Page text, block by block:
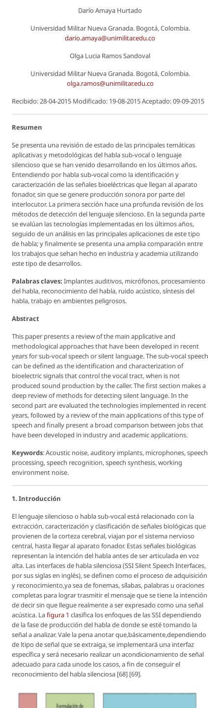
Darío Amaya Hurtado
Universidad Militar Nueva Granada. Bogotá, Colombia.
dario.amaya@unimilitar.edu.co
Olga Lucia Ramos Sandoval
Universidad Militar Nueva Granada. Bogotá, Colombia.
olga.ramos@unimilitar.edu.co
Recibido: 28-04-2015 Modificado: 19-08-2015 Aceptado: 09-09-2015
Resumen
Se presenta una revisión de estado de las principales temáticas
aplicativas y metodológicas del habla sub-vocal o lenguaje
silencioso que se han venido desarrollando en los últimos años.
Entendiendo por habla sub-vocal como la identificación y
caracterización de las señales bioeléctricas que llegan al aparato
fonador, sin que se genere producción sonora por parte del
interlocutor. La primera sección hace una profunda revisión de los
métodos de detección del lenguaje silencioso. En la segunda parte
se evalúan las tecnologías implementadas en los últimos años,
seguido de un análisis en las principales aplicaciones de este tipo
de habla; y finalmente se presenta una amplia comparación entre
los trabajos que sehan hecho en industria y academia utilizando
este tipo de desarrollos.
Palabras claves: Implantes auditivos, micrófonos, procesamiento
del habla, reconocimiento del habla, ruido acústico, síntesis del
habla, trabajo en ambientes peligrosos.
Abstract
This paper presents a review of the main applicative and
methodological approaches that have been developed in recent
years for sub-vocal speech or silent language. The sub-vocal speech
can be defined as the identification and characterization of
bioelectric signals that control the vocal tract, when is not
produced sound production by the caller. The first section makes a
deep review of methods for detecting silent language. In the
second part are evaluated the technologies implemented in recent
years, followed by a review of the main applications of this type of
speech and finally present a broad comparison between jobs that
have been developed in industry and academic applications.
Keywords: Acoustic noise, auditory implants, microphones, speech
processing, speech recognition, speech synthesis, working
environment noise.
1. Introducción
El lenguaje silencioso o habla sub-vocal está relacionado con la
extracción, caracterización y clasificación de señales biológicas que
provienen de la corteza cerebral, viajan por el sistema nervioso
central, hasta llegar al aparato fonador. Estas señales biológicas
representan la intención del habla antes de ser articulada en voz
alta. Las interfaces de habla silenciosa (SSI Silent Speech Interfaces,
por sus siglas en inglés), se definen como el proceso de adquisición
y reconocimiento,ya sea de fonemas, sílabas, palabras u oraciones
completas para lograr trasmitir el mensaje que se tiene la intención
de decir sin que llegue realmente a ser expresado como una señal
acústica. Lafigura 1 clasifica los enfoques de las SSI dependiendo
de la fase de producción del habla de donde se esté tomando la
señal a analizar. Vale la pena anotar que,básicamente,dependiendo
de ltipo de señal que se extraiga, se implementará una interfaz
específica y será necesario realizar un acondicionamiento de señal
adecuado para cada unode los casos, a fin de conseguir el
reconocimiento del habla silenciosa [68] [69].